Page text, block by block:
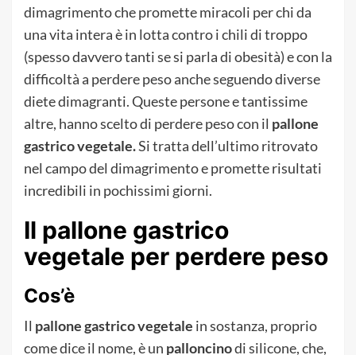
dimagrimento che promette miracoli per chi da
una vita intera è in lotta contro i chili di troppo
(spesso davvero tanti se si parla di obesità) e con la
difficoltà a perdere peso anche seguendo diverse
diete dimagranti. Queste persone e tantissime
altre, hanno scelto di perdere peso con il pallone
gastrico vegetale.Si tratta dell’ultimo ritrovato
nel campo del dimagrimento e promette risultati
incredibili in pochissimi giorni.
Il pallone gastrico
vegetale per perdere peso
Cos’è
Il pallone gastrico vegetale in sostanza, proprio
come dice il nome, è un palloncinodi silicone, che,